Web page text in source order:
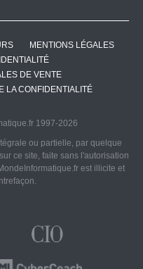
MENTIONS LÉGALES
DE VENTE
LA CONFIDENTIALITÉ
1997-2026
ou partielle, par quelque
ce site, faite sans l'autorisation
est illicite et